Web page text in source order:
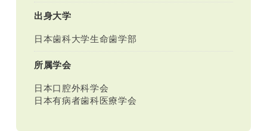
出身大学
日本歯科大学生命歯学部
所属学会
日本口腔外科学会
日本有病者歯科医療学会